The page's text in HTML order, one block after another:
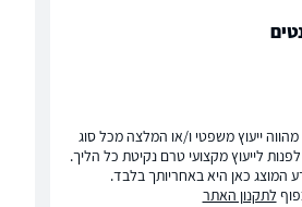
מהווה ייעוץ משפטי ו/או המלצה מכל סוג
לייעוץ מקצועי טרם נקיטת כל הליך.
המוצג כאן היא באחריותך בלבד.
לתקנון האתר